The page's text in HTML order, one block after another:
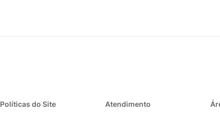
Políticas do Site Atendimento